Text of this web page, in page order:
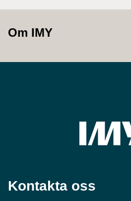
Om IMY
Kontakta oss